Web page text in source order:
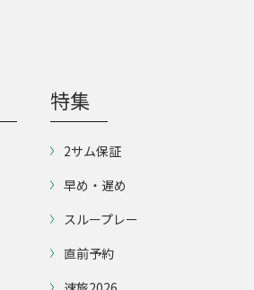
特集
2サム保証
早め・遅め
スループレー
直前予約